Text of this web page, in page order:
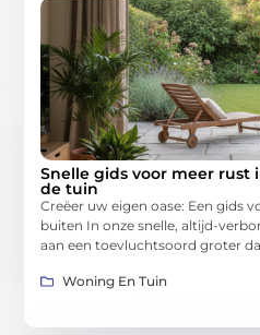
Snelle gids voor meer rust
de tuin
Creëer uw eigen oase: Een gids
buiten In onze snelle, altijd-
aan een toevluchtsoord groter
Woning En Tuin